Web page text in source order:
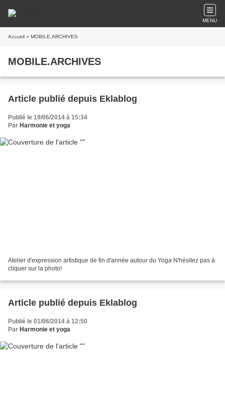
MENU
Accueil » MOBILE.ARCHIVES
MOBILE.ARCHIVES
Article publié depuis Eklablog
Publié le 19/06/2014 à 15:34
Par Harmonie et yoga
Atelier d'expression artistique de fin d'année autour du Yoga N'hésitez pas à
cliquer sur la photo!
Article publié depuis Eklablog
Publié le 01/06/2014 à 12:50
Par Harmonie et yoga